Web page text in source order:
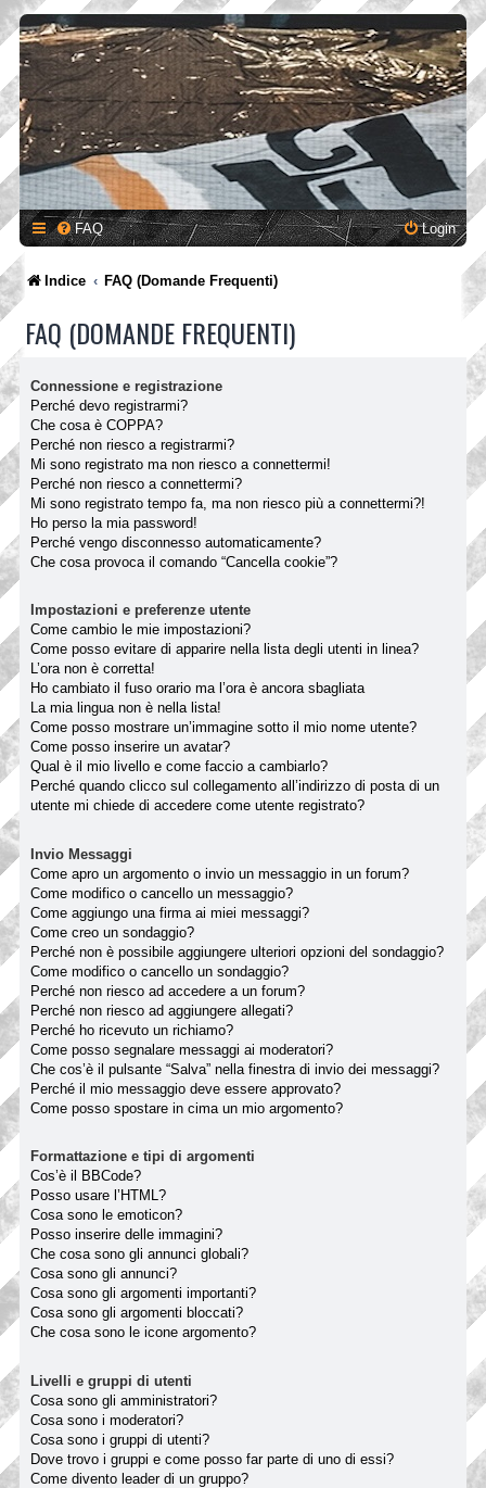
FAQ Login
Indice FAQ (Domande Frequenti)
FAQ (DOMANDE FREQUENTI)
Connessione e registrazione
Perché devo registrarmi?
Che cosa è COPPA?
Perché non riesco a registrarmi?
Mi sono registrato ma non riesco a connettermi!
Perché non riesco a connettermi?
Mi sono registrato tempo fa, ma non riesco più a connettermi?!
Ho perso la mia password!
Perché vengo disconnesso automaticamente?
Che cosa provoca il comando “Cancella cookie”?
Impostazioni e preferenze utente
Come cambio le mie impostazioni?
Come posso evitare di apparire nella lista degli utenti in linea?
L’ora non è corretta!
Ho cambiato il fuso orario ma l’ora è ancora sbagliata
La mia lingua non è nella lista!
Come posso mostrare un’immagine sotto il mio nome utente?
Come posso inserire un avatar?
Qual è il mio livello e come faccio a cambiarlo?
Perché quando clicco sul collegamento all’indirizzo di posta di un
utente mi chiede di accedere come utente registrato?
Invio Messaggi
Come apro un argomento o invio un messaggio in un forum?
Come modifico o cancello un messaggio?
Come aggiungo una firma ai miei messaggi?
Come creo un sondaggio?
Perché non è possibile aggiungere ulteriori opzioni del sondaggio?
Come modifico o cancello un sondaggio?
Perché non riesco ad accedere a un forum?
Perché non riesco ad aggiungere allegati?
Perché ho ricevuto un richiamo?
Come posso segnalare messaggi ai moderatori?
Che cos’è il pulsante “Salva” nella finestra di invio dei messaggi?
Perché il mio messaggio deve essere approvato?
Come posso spostare in cima un mio argomento?
Formattazione e tipi di argomenti
Cos’è il BBCode?
Posso usare l’HTML?
Cosa sono le emoticon?
Posso inserire delle immagini?
Che cosa sono gli annunci globali?
Cosa sono gli annunci?
Cosa sono gli argomenti importanti?
Cosa sono gli argomenti bloccati?
Che cosa sono le icone argomento?
Livelli e gruppi di utenti
Cosa sono gli amministratori?
Cosa sono i moderatori?
Cosa sono i gruppi di utenti?
Dove trovo i gruppi e come posso far parte di uno di essi?
Come divento leader di un gruppo?